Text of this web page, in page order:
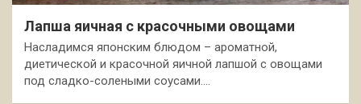
Лапша яичная с красочными овощами
Насладимся японским блюдом – ароматной,
диетической и красочной яичной лапшой с овощами
под сладко-солеными соусами.…